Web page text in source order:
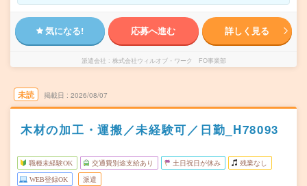
気になる! 応募へ進む 詳しく見る
派遣会社 株式会社ウィルオブ・ワーク FO事業部
未読 掲載日 2026/08/07
木材の加工・運搬／未経験可／日勤_H78093
職種未経験OK 交通費別途支給あり 土日祝日が休み 残業なし
WEB登録OK 派遣